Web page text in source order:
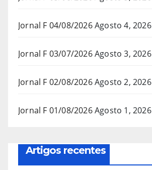
Jornal F 04/08/2026Agosto 4, 2026
Jornal F 03/07/2026Agosto 3, 2026
Jornal F 02/08/2026Agosto 2, 2026
Jornal F 01/08/2026Agosto 1, 2026
Artigos recentes